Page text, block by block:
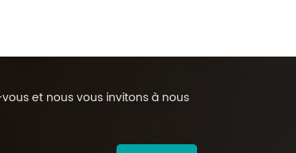
et nous vous invitons à nous